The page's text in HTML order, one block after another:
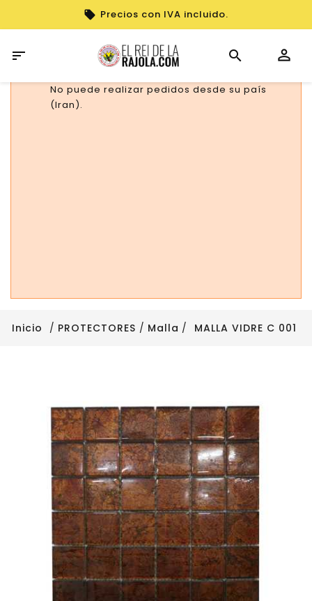
Precios con IVA incluido.

No puede realizar pedidos desde su país
(Iran).
Inicio PROTECTORES Malla MALLA VIDRE C 001